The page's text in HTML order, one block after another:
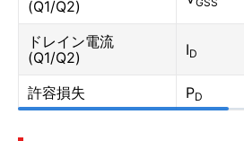
(Q1/Q2)
ドレイン電流
(Q1/Q2)
ID
許容損失 PD